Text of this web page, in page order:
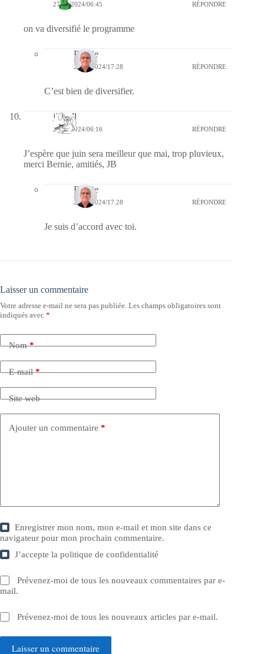
27/05/2024/06:45 RÉPONDRE
on va diversifié le programme
Bernie
27/05/2024/17:28 RÉPONDRE
C’est bien de diversifier.
jill bill
27/05/2024/06:16 RÉPONDRE
J’espère que juin sera meilleur que mai, trop pluvieux,
merci Bernie, amitiés, JB
Bernie
27/05/2024/17:28 RÉPONDRE
Je suis d’accord avec toi.
Laisser un commentaire
Votre adresse e-mail ne sera pas publiée. Les champs obligatoires sont
indiqués avec *
Nom*
E-mail*
Site web
Ajouter un commentaire *
Enregistrer mon nom, mon e-mail et mon site dans ce
navigateur pour mon prochain commentaire.
J’accepte lapolitique de confidentialité
Prévenez-moi de tous les nouveaux commentaires par e-
mail.
Prévenez-moi de tous les nouveaux articles par e-mail.
Laisser un commentaire